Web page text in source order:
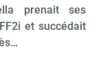
prenait ses
et succédait